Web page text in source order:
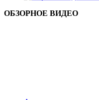
ОБЗОРНОЕ ВИДЕО